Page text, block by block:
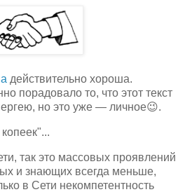
действительно хороша.
порадовало то, что этот текст
но это уже — личное😉.
так это массовых проявлений
и знающих всегда меньше,
в Сети некомпетентность